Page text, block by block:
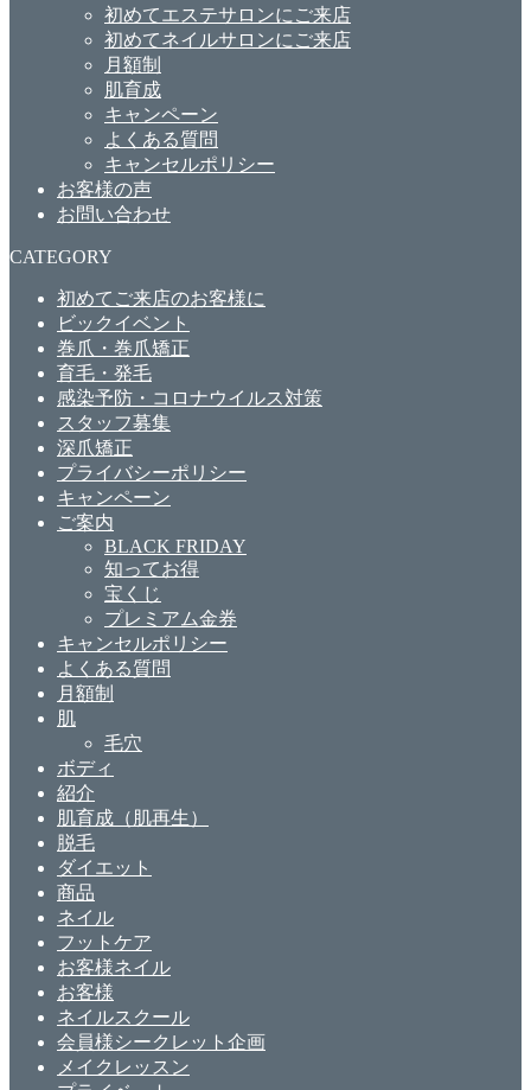
初めてエステサロンにご来店
初めてネイルサロンにご来店
月額制
肌育成
キャンペーン
よくある質問
キャンセルポリシー
お客様の声
お問い合わせ
CATEGORY
初めてご来店のお客様に
ビックイベント
巻爪・巻爪矯正
育毛・発毛
感染予防・コロナウイルス対策
スタッフ募集
深爪矯正
プライバシーポリシー
キャンペーン
ご案内
BLACK FRIDAY
知ってお得
宝くじ
プレミアム金券
キャンセルポリシー
よくある質問
月額制
肌
毛穴
ボディ
紹介
肌育成（肌再生）
脱毛
ダイエット
商品
ネイル
フットケア
お客様ネイル
お客様
ネイルスクール
会員様シークレット企画
メイクレッスン